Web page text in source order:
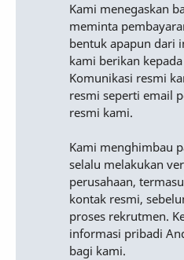
Kami menegaskan
meminta
bentuk apapun dari
kami berikan
Komunikasi resmi
resmi seperti email
resmi kami.
Kami menghimbau
selalu melakukan
perusahaan,
kontak resmi,
proses rekrutmen.
informasi pribadi
bagi kami.